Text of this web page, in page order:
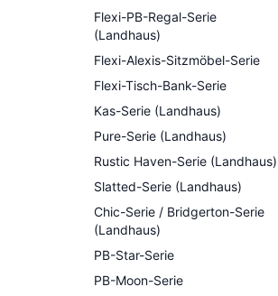
Flexi-PB-Regal-Serie
(Landhaus)
Flexi-Alexis-Sitzmöbel-Serie
Flexi-Tisch-Bank-Serie
Kas-Serie (Landhaus)
Pure-Serie (Landhaus)
Rustic Haven-Serie (Landhaus)
Slatted-Serie (Landhaus)
Chic-Serie / Bridgerton-Serie
(Landhaus)
PB-Star-Serie
PB-Moon-Serie